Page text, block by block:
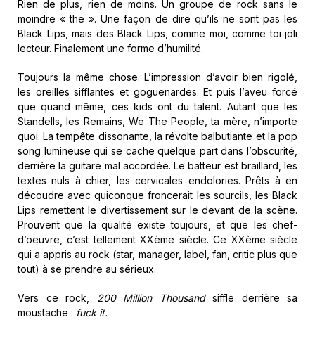
Rien de plus, rien de moins. Un groupe de rock sans le
moindre « the ». Une façon de dire qu’ils ne sont pas les
Black Lips, mais des Black Lips, comme moi, comme toi joli
lecteur. Finalement une forme d’humilité.
Toujours la même chose. L’impression d’avoir bien rigolé,
les oreilles sifflantes et goguenardes. Et puis l’aveu forcé
que quand même, ces kids ont du talent. Autant que les
Standells, les Remains, We The People, ta mère, n’importe
quoi. La tempête dissonante, la révolte balbutiante et la pop
song lumineuse qui se cache quelque part dans l’obscurité,
derrière la guitare mal accordée. Le batteur est braillard, les
textes nuls à chier, les cervicales endolories. Prêts à en
découdre avec quiconque froncerait les sourcils, les Black
Lips remettent le divertissement sur le devant de la scène.
Prouvent que la qualité existe toujours, et que les chef-
d’oeuvre, c’est tellement XXème siècle. Ce XXème siècle
qui a appris au rock (star, manager, label, fan, critic plus que
tout) à se prendre au sérieux.
Vers ce rock, 200 Million Thousandsiffle derrière sa
moustache : fuck it.